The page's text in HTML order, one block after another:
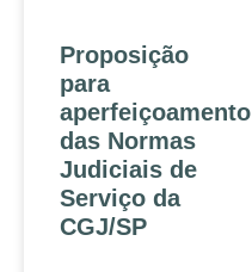
Proposição
para
aperfeiçoamento
das Normas
Judiciais de
Serviço da
CGJ/SP